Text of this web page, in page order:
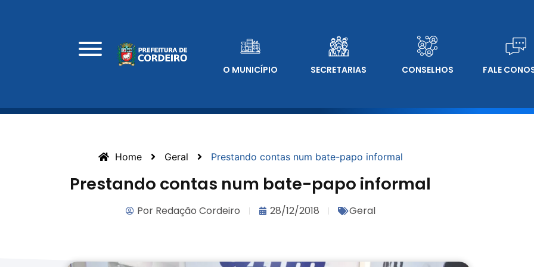
O MUNICÍPIO SECRETARIAS CONSELHOS FALE
Home Geral Prestando contas num bate-papo informal
Prestando contas num bate-papo informal
PorRedação Cordeiro 28/12/2018 Geral